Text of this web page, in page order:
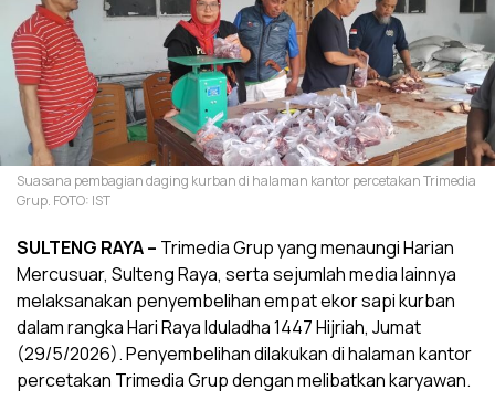
Suasana pembagian daging kurban di halaman kantor percetakan Trimedia
Grup. FOTO: IST
SULTENG RAYA – Trimedia Grup yang menaungi Harian
Mercusuar, Sulteng Raya, serta sejumlah media lainnya
melaksanakan penyembelihan empat ekor sapi kurban
dalam rangka Hari Raya Iduladha 1447 Hijriah, Jumat
(29/5/2026). Penyembelihan dilakukan di halaman kantor
percetakan Trimedia Grup dengan melibatkan karyawan.